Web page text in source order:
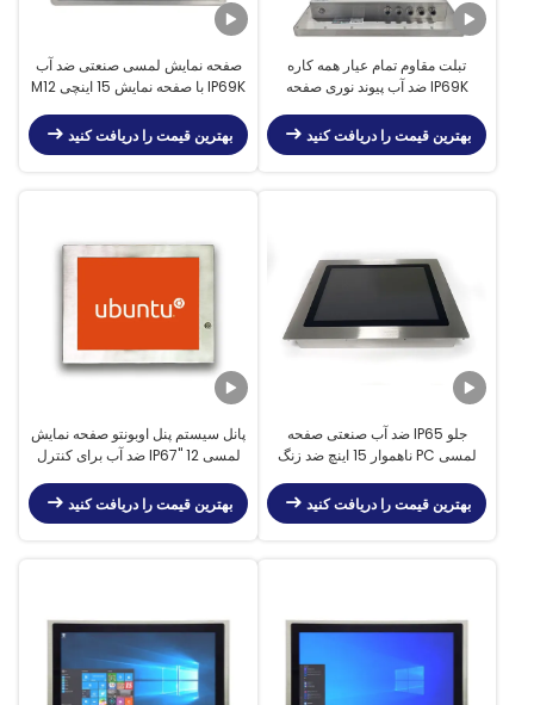
تبلت مقاوم تمام عیار همه کاره
IP69K ضد آب پیوند نوری صفحه
8 گیگابایت DDR4 128 گیگابایت SSD بهترین قیمت را دریافت کنید
صفحه نمایش لمسی صنعتی ضد آب
IP69K با صفحه نمایش 15 اینچی M12
بهترین قیمت را دریافت کنید
جلو IP65 ضد آب صنعتی صفحه
لمسی PC ناهموار 15 اینچ ضد زنگ
بهترین قیمت را دریافت کنید
پانل سیستم پنل اوبونتو صفحه نمایش
لمسی 12 "IP67 ضد آب برای کنترل
بهترین قیمت را دریافت کنید